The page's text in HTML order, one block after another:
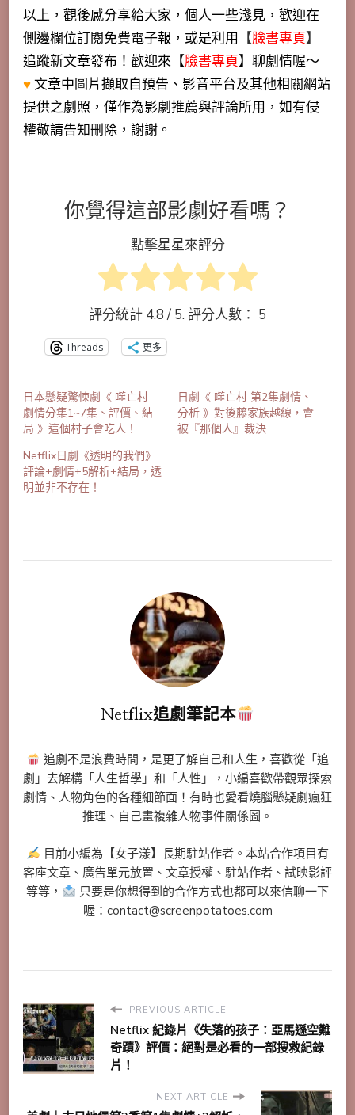
以上，觀後感分享給大家，個人一些淺見，歡迎在
側邊欄位訂閱免費電子報，或是利用 【臉書專頁】
追蹤新文章發布！歡迎來【臉書專頁】聊劇情喔～
♥文章中圖片擷取自預告、影音平台及其他相關網站
提供之劇照，僅作為影劇推薦與評論所用，如有侵
權敬請告知刪除，謝謝。
你覺得這部影劇好看嗎？
點擊星星來評分
評分統計 4.8/ 5. 評分人數： 5
Threads 更多
日本懸疑驚悚劇《 噬亡村
劇情分集1~7集、評價、結
局 》這個村子會吃人！
日劇《 噬亡村 第2集劇情、
分析 》對後藤家族越線，會
被『那個人』裁決
Netflix日劇《透明的我們》
評論+劇情+5解析+結局，透
明並非不存在！
Netflix追劇筆記本
追劇不是浪費時間，是更了解自己和人生，喜歡從「追
劇」去解構「人生哲學」和「人性」，小編喜歡帶觀眾探索
劇情、人物角色的各種細節面！有時也愛看燒腦懸疑劇瘋狂
推理、自己畫複雜人物事件關係圖。
目前小編為【女子漾】長期駐站作者。本站合作項目有
客座文章、廣告單元放置、文章授權、駐站作者、試映影評
等等，
只要是你想得到的合作方式也都可以來信聊一下
喔：contact@screenpotatoes.com
PREVIOUS ARTICLE
Netflix 紀錄片《失落的孩子：亞馬遜空難
奇蹟》評價：絕對是必看的一部搜救紀錄
片！
NEXT ARTICLE